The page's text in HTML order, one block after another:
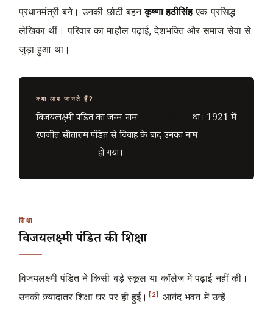
प्रधानमंत्री बने। उनकी छोटी बहनकृष्णा हठीसिंहएक प्रसिद्ध
लेखिका थीं। परिवार का माहौल पढ़ाई, देशभक्ति और समाज सेवा से
जुड़ा हुआ था।
क्या आप जानते हैं?
विजयलक्ष्मी पंडित का जन्म नाम
था। 1921 में
रणजीत सीताराम पंडित से विवाह के बाद उनका नाम
हो गया।
शिक्षा
विजयलक्ष्मी पंडित की शिक्षा
विजयलक्ष्मी पंडित ने किसी बड़े स्कूल या कॉलेज में पढ़ाई नहीं की।
उनकी ज़्यादातर शिक्षा घर पर ही हुई।
[2]
आनंद भवन में उन्हें